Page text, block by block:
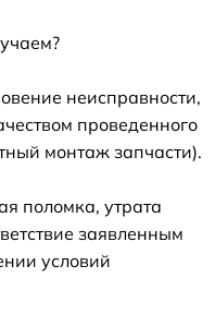
неисправности,
проведенного
монтаж запчасти).
поломка, утрата
заявленным
условий